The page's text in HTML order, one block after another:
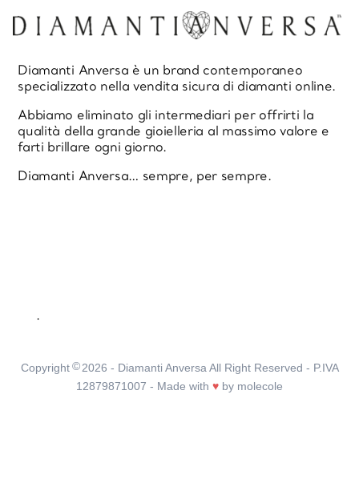
Diamanti Anversa è un brand contemporaneo
specializzato nella vendita sicura di diamanti online.
Abbiamo eliminato gli intermediari per offrirti la
qualità della grande gioielleria al massimo valore e
farti brillare ogni giorno.
Diamanti Anversa… sempre, per sempre.
.
Copyright©2026 - Diamanti Anversa All Right Reserved - P.IVA
12879871007 - Made with ♥ by molecole